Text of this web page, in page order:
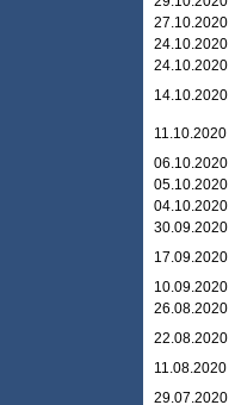
27.10.2020
24.10.2020
24.10.2020
14.10.2020
11.10.2020
06.10.2020
05.10.2020
04.10.2020
30.09.2020
17.09.2020
10.09.2020
26.08.2020
22.08.2020
11.08.2020
29.07.2020